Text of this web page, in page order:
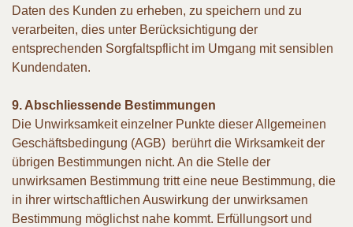
Daten des Kunden zu erheben, zu speichern und zu
verarbeiten, dies unter Berücksichtigung der
entsprechenden Sorgfaltspflicht im Umgang mit sensiblen
Kundendaten.
9. Abschliessende Bestimmungen
Die Unwirksamkeit einzelner Punkte dieser Allgemeinen
Geschäftsbedingung (AGB) berührt die Wirksamkeit der
übrigen Bestimmungen nicht. An die Stelle der
unwirksamen Bestimmung tritt eine neue Bestimmung, die
in ihrer wirtschaftlichen Auswirkung der unwirksamen
Bestimmung möglichst nahe kommt. Erfüllungsort und